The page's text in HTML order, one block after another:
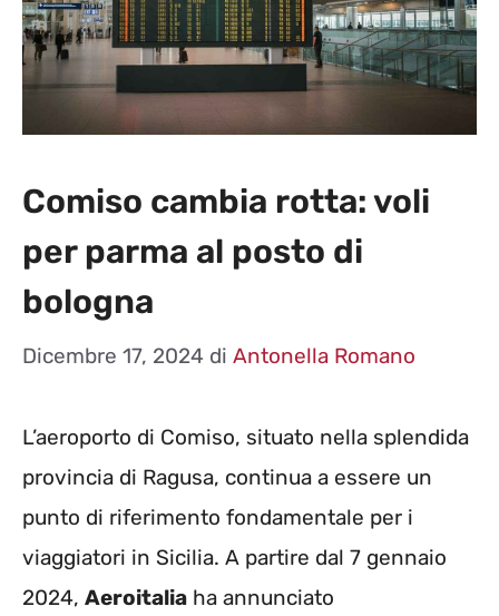
Comiso cambia rotta: voli
per parma al posto di
bologna
Dicembre 17, 2024 di Antonella Romano
L’aeroporto di Comiso, situato nella splendida
provincia di Ragusa, continua a essere un
punto di riferimento fondamentale per i
viaggiatori in Sicilia. A partire dal 7 gennaio
2024, Aeroitalia ha annunciato